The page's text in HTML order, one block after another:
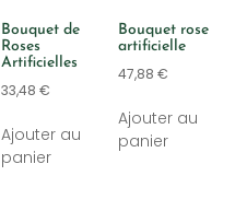
Bouquet de
Roses
Artificielles
33,48 €
Ajouter au
panier
Bouquet rose
artificielle
47,88 €
Ajouter au
panier